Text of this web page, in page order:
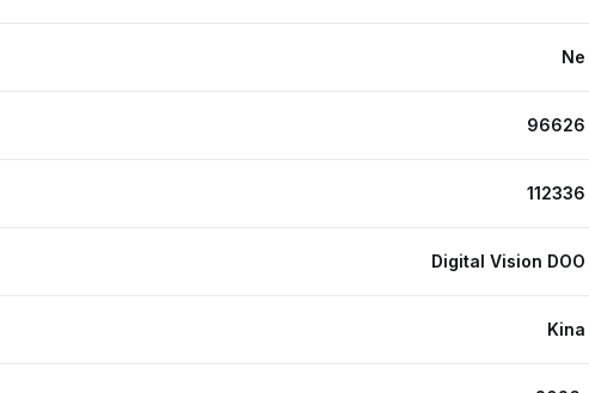
Ne
96626
112336
Digital Vision DOO
Kina